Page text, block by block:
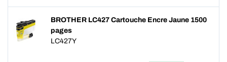
BROTHER LC427 Cartouche Encre Jaune 1500
pages
LC427Y